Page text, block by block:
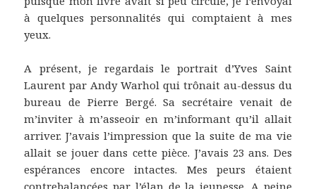
à quelques personnalités qui comptaient à mes
yeux.
A présent, je regardais le portrait d’Yves Saint
Laurent par Andy Warhol qui trônait au-dessus du
bureau de Pierre Bergé. Sa secrétaire venait de
m’inviter à m’asseoir en m’informant qu’il allait
arriver. J’avais l’impression que la suite de ma vie
allait se jouer dans cette pièce. J’avais 23 ans. Des
espérances encore intactes. Mes peurs étaient
contrebalancées par l’élan de la jeunesse. A peine